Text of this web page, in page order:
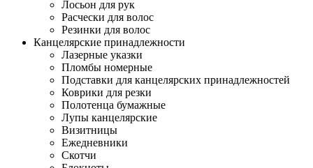
Лосьон для рук
Расчески для волос
Резинки для волос
Канцелярские принадлежности
Лазерные указки
Пломбы номерные
Подставки для канцелярских принадлежностей
Коврики для резки
Полотенца бумажные
Лупы канцелярские
Визитницы
Ежедневники
Скотчи